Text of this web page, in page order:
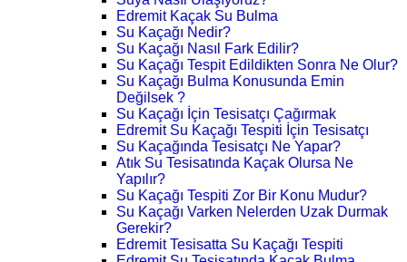
Edremit Kaçak Su Bulma
Su Kaçağı Nedir?
Su Kaçağı Nasıl Fark Edilir?
Su Kaçağı Tespit Edildikten Sonra Ne Olur?
Su Kaçağı Bulma Konusunda Emin
Değilsek ?
Su Kaçağı İçin Tesisatçı Çağırmak
Edremit Su Kaçağı Tespiti İçin Tesisatçı
Su Kaçağında Tesisatçı Ne Yapar?
Atık Su Tesisatında Kaçak Olursa Ne
Yapılır?
Su Kaçağı Tespiti Zor Bir Konu Mudur?
Su Kaçağı Varken Nelerden Uzak Durmak
Gerekir?
Edremit Tesisatta Su Kaçağı Tespiti